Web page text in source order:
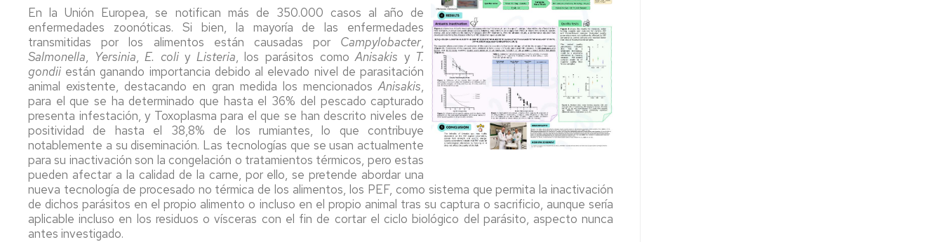
Fronteras
Veterinarios
sin
Tierra
universitarias
Prácticas
Externas
Tuteladas
Trabajo
fin
de
grado
Tribunales
de
5ª
y
6ª
la
Calidad
Comisión
de
Garantía
de
la
Calidad
Reconocimientos
Académicos
Reconocimiento
actividades
universitarias
de
5ª
6ª
Convocatoria
Global
Coordinadores
asignaturas
Máster
Salud
Global
Guías
docentes
Master
Salud
Trabajo
Fin
Master
Cooperación
En la Unión Europea, se notifican más de 350.000 casos al año de
enfermedades zoonóticas. Si bien, la mayoría de las enfermedades
transmitidas por los alimentos están causadas por Campylobacter,
Salmonella, Yersinia,E. coliy Listeria, los parásitos comoAnisakis y T.
gondii están ganando importancia debido al elevado nivel de parasitación
animal existente, destacando en gran medida los mencionadosAnisakis,
para el que se ha determinado que hasta el 36% del pescado capturado
presenta infestación, y Toxoplasma para el que se han descrito niveles de
positividad de hasta el 38,8% de los rumiantes, lo que contribuye
notablemente a su diseminación. Las tecnologías que se usan actualmente
para su inactivación son la congelación o tratamientos térmicos, pero estas
pueden afectar a la calidad de la carne, por ello, se pretende abordar una
nueva tecnología de procesado no térmica de los alimentos, los PEF, como sistema que permita la inactivación
de dichos parásitos en el propio alimento o incluso en el propio animal tras su captura o sacrificio, aunque sería
aplicable incluso en los residuos o vísceras con el fin de cortar el ciclo biológico del parásito, aspecto nunca
antes investigado.